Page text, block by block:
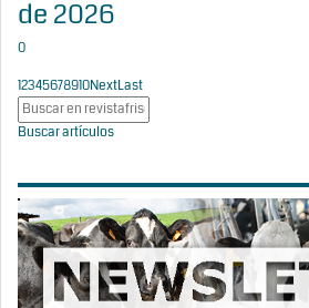
de 2026
0
12345678910NextLast
Buscar artículos